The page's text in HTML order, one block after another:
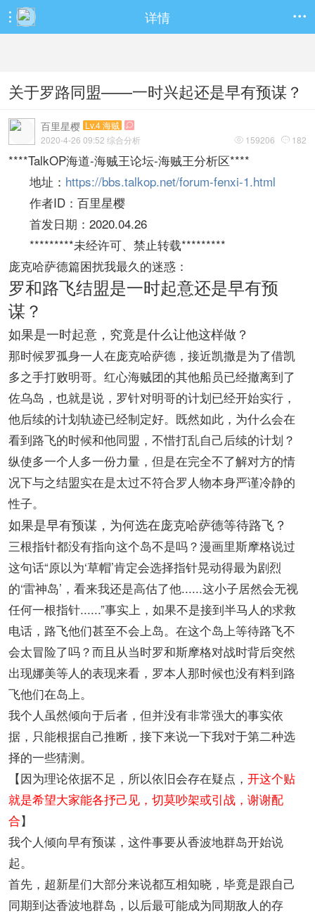
 详情 
关于罗路同盟——一时兴起还是早有预谋？
百里星樱 Lv.4 海贼 
 159206  182
2020-4-26 09:52 综合分析
****TalkOP海道-海贼王论坛-海贼王分析区****
地址： https://bbs.talkop.net/forum-fenxi-1.html
作者ID：百里星樱
首发日期：2020.04.26
*********未经许可、禁止转载*********
庞克哈萨德篇困扰我最久的迷惑：
罗和路飞结盟是一时起意还是早有预
谋？
如果是一时起意，究竟是什么让他这样做？
那时候罗孤身一人在庞克哈萨德，接近凯撒是为了借凯
多之手打败明哥。红心海贼团的其他船员已经撤离到了
佐乌岛，也就是说，罗针对明哥的计划已经开始实行，
他后续的计划轨迹已经制定好。既然如此，为什么会在
看到路飞的时候和他同盟，不惜打乱自己后续的计划？
纵使多一个人多一份力量，但是在完全不了解对方的情
况下与之结盟实在是太过不符合罗人物本身严谨冷静的
性子。
如果是早有预谋，为何选在庞克哈萨德等待路飞？
三根指针都没有指向这个岛不是吗？漫画里斯摩格说过
这句话“原以为‘草帽’肯定会选择指针晃动得最为剧烈
的‘雷神岛’，看来我还是高估了他......这小子居然会无视
任何一根指针......”事实上，如果不是接到半马人的求救
电话，路飞他们甚至不会上岛。在这个岛上等待路飞不
会太冒险了吗？而且从当时罗和斯摩格对战时背后突然
出现娜美等人的表现来看，罗本人那时候也没有料到路
飞他们在岛上。
我个人虽然倾向于后者，但并没有非常强大的事实依
据，只能根据自己推断，接下来说一下我对于第二种选
择的一些猜测。
【因为理论依据不足，所以依旧会存在疑点， 开这个贴
就是希望大家能各抒己见，切莫吵架或引战，谢谢配
合】
我个人倾向早有预谋，这件事要从香波地群岛开始说
起。
首先，超新星们大部分来说都互相知晓，毕竟是跟自己
同期到达香波地群岛，以后最可能成为同期敌人的存